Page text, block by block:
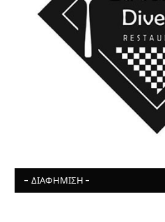
- ΔΙΑΦΉΜΙΣΗ -